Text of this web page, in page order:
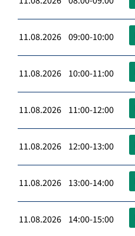
11.08.2026 09:00-10:00
11.08.2026 10:00-11:00
11.08.2026 11:00-12:00
11.08.2026 12:00-13:00
11.08.2026 13:00-14:00
11.08.2026 14:00-15:00